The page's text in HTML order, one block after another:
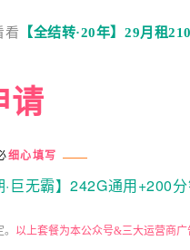
看 【全结转·20年】29月租
请
细心填写
以上套餐为本公众号&三大运营商广